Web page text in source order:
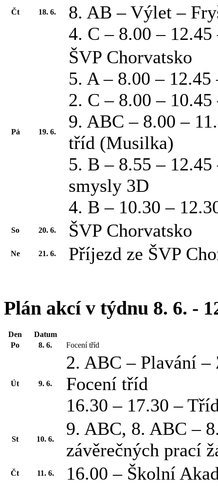
Čt 18. 6.
8. AB – Výlet –
4. C – 8.00 –
Pá 19. 6.
ŠVP Chorvatsko
5. A – 8.00 – 12.45
2. C – 8.00 –
9. ABC – 8.00 –
tříd (Musilka)
5. B – 8.55 –
smysly 3D
4. B – 10.30 –
So 20. 6. ŠVP Chorvatsko
Ne 21. 6. Příjezd ze ŠVP
Plán akcí v týdnu 8. 6. -
Den
Datum
Po
8. 6. Focení tříd
Út 9. 6.
2. ABC – Plavání
Focení tříd
16.30 – 17.30 –
St 10. 6.
9. ABC, 8. ABC –
závěrečných prací
Čt 11. 6. 16.00 – Školní